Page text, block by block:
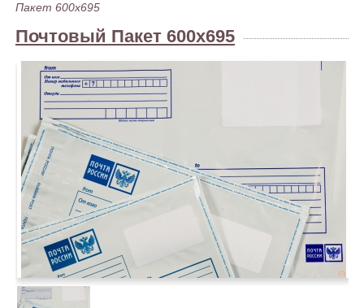
Пакет 600х695
Почтовый Пакет 600х695